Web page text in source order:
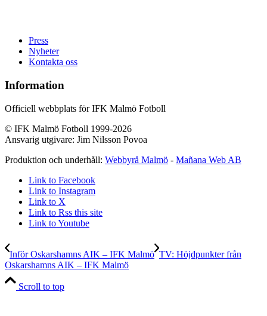
Press
Nyheter
Kontakta oss
Information
Officiell webbplats för IFK Malmö Fotboll
© IFK Malmö Fotboll 1999-2026
Ansvarig utgivare: Jim Nilsson Povoa
Produktion och underhåll: Webbyrå Malmö - Mañana Web AB
Link to Facebook
Link to Instagram
Link to X
Link to Rss this site
Link to Youtube
Inför Oskarshamns AIK – IFK Malmö TV: Höjdpunkter från
Oskarshamns AIK – IFK Malmö
Scroll to top